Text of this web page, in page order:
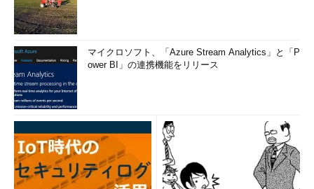
マイクロソフト、「Azure Stream Analytics」と「P
ower BI」の連携機能をリリース